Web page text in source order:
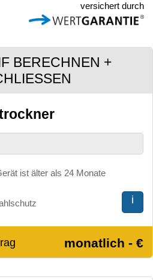
versichert durch
BERECHNEN +
ist älter als 24 Monate
i
monatlich - €